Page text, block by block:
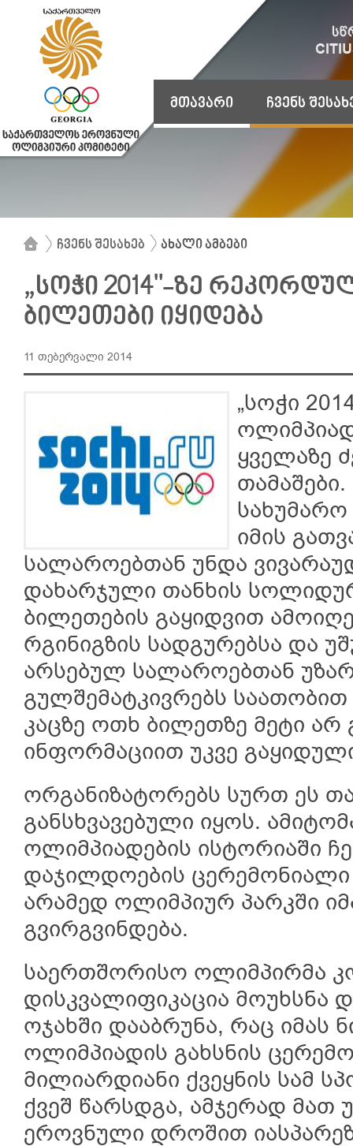
მთავარი ჩვენს
ჩვენს შესახებ ახალი ამბები
„სოჭი 2014"-ზე
ბილეთები იყიდება
11 თებერვალი 2014
„სოჭი
ყველაზე
სახუმარო
იმის
სალაროებთან უნდა
დახარჯული თანხის
ბილეთების გაყიდვით
რგინიგზის სადგურებსა და
არსებულ სალაროებთან
გულშემატკივრებს
კაცზე ოთხ ბილეთზე მეტი
ინფორმაციით უკვე
ორგანიზატორებს სურთ ეს
განსხვავებული იყოს.
ოლიმპიადების ისტორიაში
დაჯილდოების ცერემონიალი
არამედ ოლიმპიურ პარკში
გვირგვინდება.
საერთშორისო ოლიმპირმა
დისკვალიფიკაცია მოუხსნა
ოჯახში დააბრუნა, რაც იმას
ოლიმპიადის გახსნის
მილიარდიანი ქვეყნის სამ
ქვეშ წარსდგა, ამჯერად მათ
ეროვნული დროშით